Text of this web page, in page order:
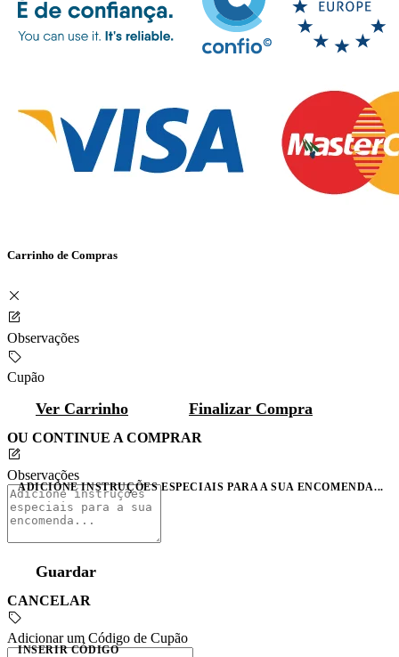
Carrinho de Compras
Observações
Cupão
Ver Carrinho Finalizar Compra
OU CONTINUE A COMPRAR
Observações
ADICIONE INSTRUÇÕES ESPECIAIS PARA A SUA ENCOMENDA...
Guardar
CANCELAR
Adicionar um Código de Cupão
INSERIR CÓDIGO